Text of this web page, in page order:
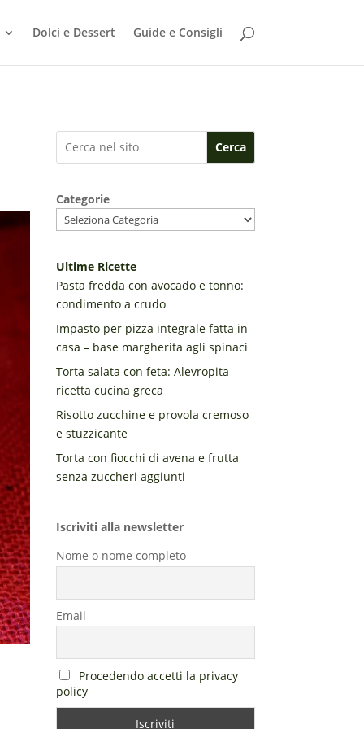
Dolci e Dessert Guide e Consigli
Cerca
Categorie
Ultime Ricette
Pasta fredda con avocado e tonno:
condimento a crudo
Impasto per pizza integrale fatta in
casa – base margherita agli spinaci
Torta salata con feta: Alevropita
ricetta cucina greca
Risotto zucchine e provola cremoso
e stuzzicante
Torta con fiocchi di avena e frutta
senza zuccheri aggiunti
Iscriviti alla newsletter
Nome o nome completo
Email
Procedendo accetti la privacy
policy